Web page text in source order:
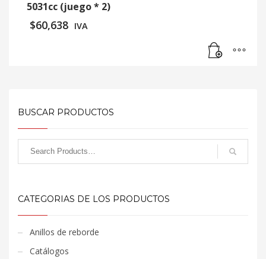
5031cc (juego * 2)
$60,638 IVA
BUSCAR PRODUCTOS
CATEGORIAS DE LOS PRODUCTOS
Anillos de reborde
Catálogos